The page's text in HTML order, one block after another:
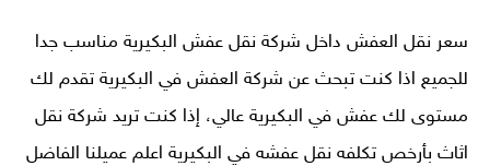
سعر نقل العفش داخل شركة نقل عفش البكيرية مناسب جدا
للجميع اذا كنت تبحث عن شركة العفش في البكيرية تقدم لك
مستوى لك عفش في البكيرية عالي، إذا كنت تريد شركة نقل
اثاث بأرخص تكلفه نقل عفشه في البكيرية اعلم عميلنا الفاضل